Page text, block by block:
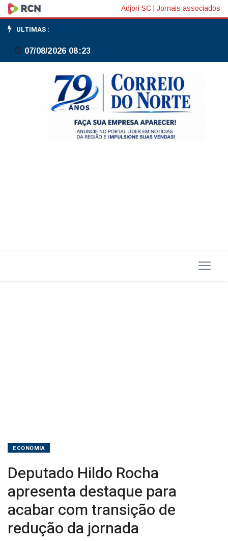
Deputado
Hildo
Rocha
apresenta
destaque
da
Adjori SC Jornais associados
ULTIMAS :
07/08/2026 08:23
ECONOMIA
Deputado Hildo Rocha
apresenta destaque para
acabar com transição de
redução da jornada